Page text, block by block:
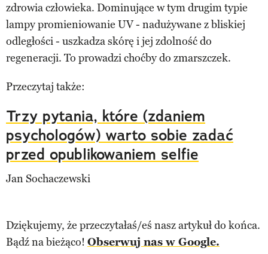
zdrowia człowieka. Dominujące w tym drugim typie
lampy promieniowanie UV - nadużywane z bliskiej
odległości - uszkadza skórę i jej zdolność do
regeneracji. To prowadzi choćby do zmarszczek.
Przeczytaj także:
Trzy pytania, które (zdaniem
psychologów) warto sobie zadać
przed opublikowaniem selfie
Jan Sochaczewski
Dziękujemy, że przeczytałaś/eś nasz artykuł do końca.
Bądź na bieżąco! Obserwuj nas w Google.